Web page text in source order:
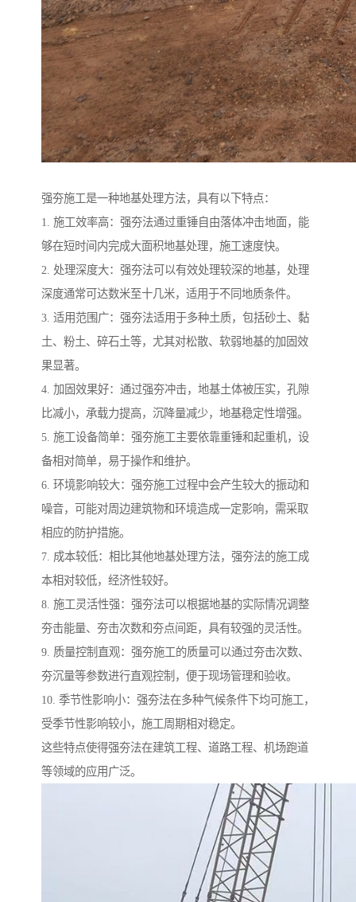
强夯施工是一种地基处理方法，具有以下特点：
1. 施工效率高：强夯法通过重锤自由落体冲击地面，能
够在短时间内完成大面积地基处理，施工速度快。
2. 处理深度大：强夯法可以有效处理较深的地基，处理
深度通常可达数米至十几米，适用于不同地质条件。
3. 适用范围广：强夯法适用于多种土质，包括砂土、黏
土、粉土、碎石土等，尤其对松散、软弱地基的加固效
果显著。
4. 加固效果好：通过强夯冲击，地基土体被压实，孔隙
比减小，承载力提高，沉降量减少，地基稳定性增强。
5. 施工设备简单：强夯施工主要依靠重锤和起重机，设
备相对简单，易于操作和维护。
6. 环境影响较大：强夯施工过程中会产生较大的振动和
噪音，可能对周边建筑物和环境造成一定影响，需采取
相应的防护措施。
7. 成本较低：相比其他地基处理方法，强夯法的施工成
本相对较低，经济性较好。
8. 施工灵活性强：强夯法可以根据地基的实际情况调整
夯击能量、夯击次数和夯点间距，具有较强的灵活性。
9. 质量控制直观：强夯施工的质量可以通过夯击次数、
夯沉量等参数进行直观控制，便于现场管理和验收。
10. 季节性影响小：强夯法在多种气候条件下均可施工，
受季节性影响较小，施工周期相对稳定。
这些特点使得强夯法在建筑工程、道路工程、机场跑道
等领域的应用广泛。